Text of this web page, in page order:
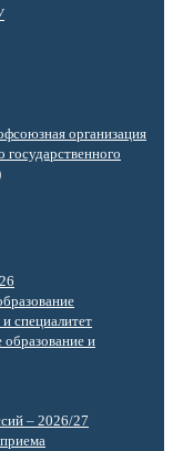
организация
государственного
специалитет
и
– 2026/27